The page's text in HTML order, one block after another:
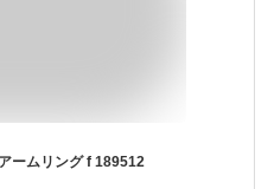
ームリング f 189512